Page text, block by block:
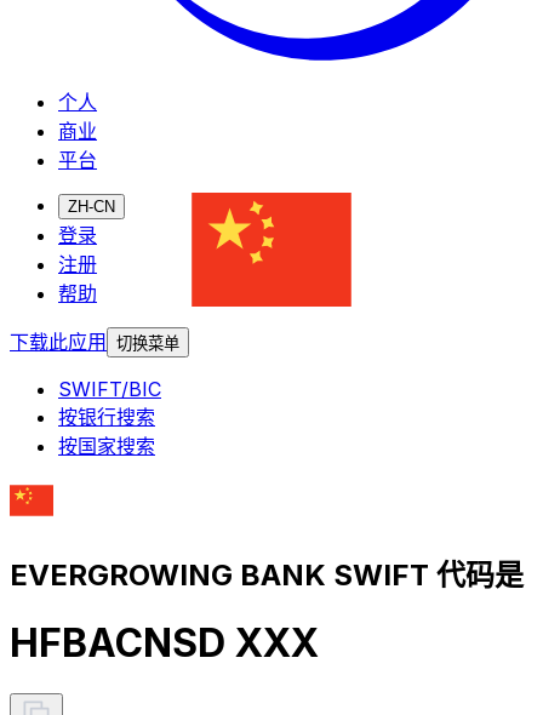
个人
商业
平台
ZH-CN
登录
注册
帮助
下载此应用
切换菜单
SWIFT/BIC
按银行搜索
按国家搜索
EVERGROWING BANK SWIFT 代码是
HFBACNSD XXX